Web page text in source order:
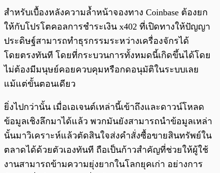
สำหรับเบื้องหลังความล้ำหน้าจองทาง Coinbase ต้องยก
ให้กับโปรโตคอลการชำระเงิน x402 ที่เปิดทางให้ปัญญา
ประดิษฐ์สามารถทำธุรกรรมระหว่างเครื่องจักรได้
โดยตรงทันที โดยที่กระบวนการทั้งหมดนี้เกิดขึ้นได้โดย
ไม่ต้องมีมนุษย์คอยควบคุมหรือกดอนุมัติในระบบเลย
แม้แต่ขั้นตอนเดียว
ยิ่งไปกว่านั้น เมื่อเอเจนต์เหล่านี้เข้าถึงและดาวน์โหลด
ข้อมูลเชิงลึกมาได้แล้ว พวกมันยังสามารถนำข้อมูลเหล่า
นั้นมาวิเคราะห์แล้วตัดสินใจส่งคำสั่งซื้อขายสินทรัพย์ใน
ตลาดได้ด้วยตัวเองทันที ถือเป็นก้าวสำคัญที่ช่วยให้ผู้ใช้
งานสามารถข้ามความยุ่งยากในโลกยุคเก่า อย่างการ